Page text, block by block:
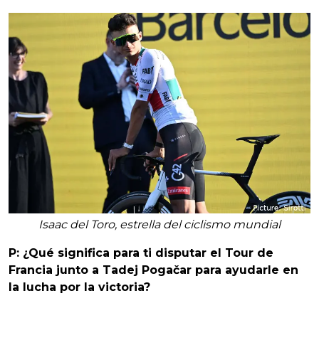
Isaac del Toro, estrella del ciclismo mundial
P: ¿Qué significa para ti disputar el Tour de
Francia junto a Tadej Pogačar para ayudarle en
la lucha por la victoria?